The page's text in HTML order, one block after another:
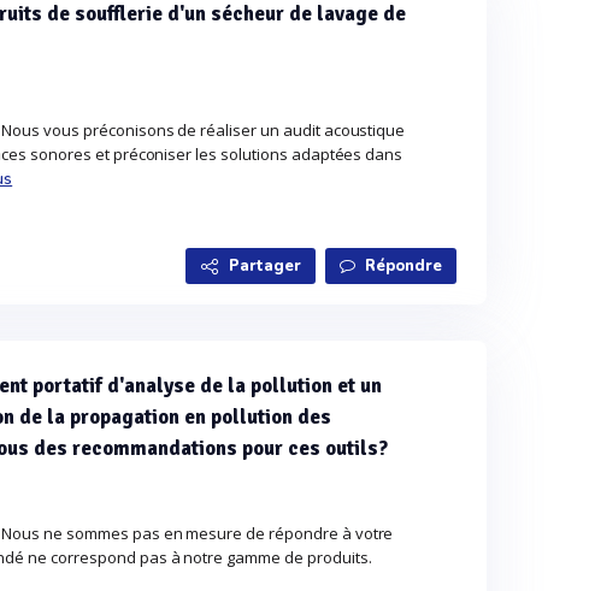
de soufflerie d'un sécheur de lavage de
vous préconisons de réaliser un audit acoustique
sonores et préconiser les solutions adaptées dans
Partager Répondre
portatif d'analyse de la pollution et un
de la propagation en pollution des
des recommandations pour ces outils?
ne sommes pas en mesure de répondre à votre
ne correspond pas à notre gamme de produits.